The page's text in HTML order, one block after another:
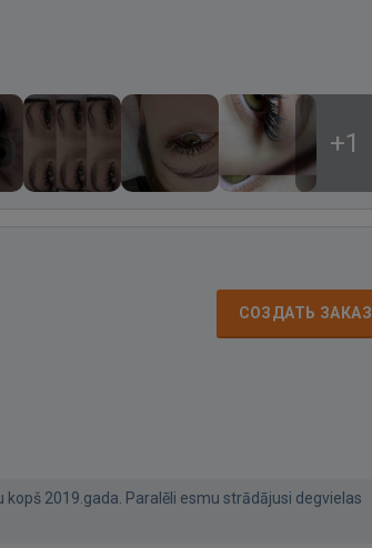
+1
СОЗДАТЬ ЗАКАЗ
2019.gada. Paralēli esmu strādājusi degvielas